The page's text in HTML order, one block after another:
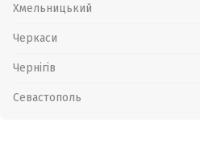
Хмельницький
Черкаси
Чернігів
Севастополь